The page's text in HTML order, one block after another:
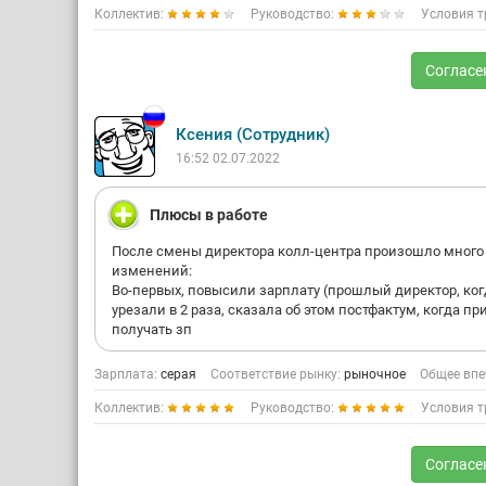
Коллектив: Руководство: Условия
Ксения (Сотрудник)
16:52 02.07.2022
Плюсы в работе
После смены директора колл-центра произошло много
изменений:
Во-первых, повысили зарплату (прошлый директор,
урезали в 2 раза, сказала об этом постфактум, когда
получать зп
Зарплата: серая Соответствие рынку: рыночное Общее
Коллектив: Руководство: Условия